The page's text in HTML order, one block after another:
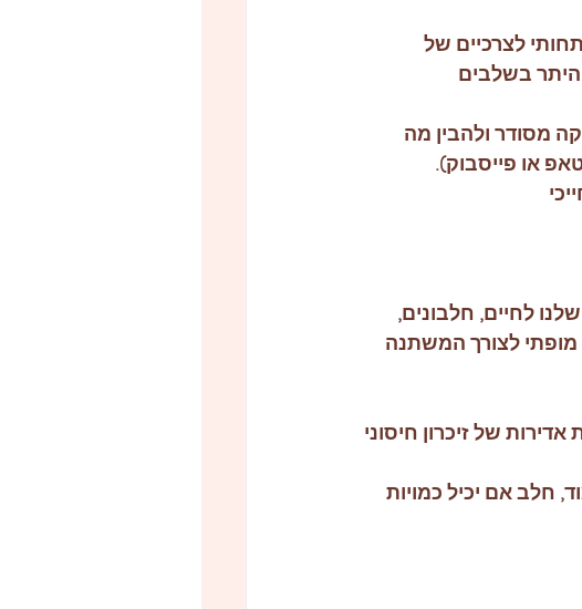
לצרכיים של
היתר בשלבים
מסודר ולהבין מה
או פייסבוק).
לחיים, חלבונים,
מופתי לצורך המשתנה
של זיכרון חיסוני
חלב אם יכיל כמויות